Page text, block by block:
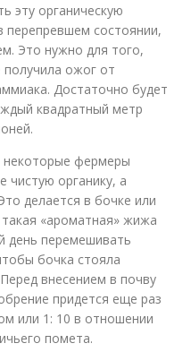
эту органическую
перепревшем состоянии,
Это нужно для того,
ожог от
Достаточно будет
квадратный метр
некоторые фермеры
чистую органику, а
делается в бочке или
«ароматная» жижа
день перемешивать
бочка стояла
внесением в почву
придется еще раз
или 1: 10 в отношении
помета.